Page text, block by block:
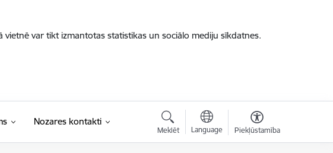
var tikt izmantotas statistikas un sociālo mediju sīkdatnes.
Nozares kontakti
Meklēt Language Piekļūstamība